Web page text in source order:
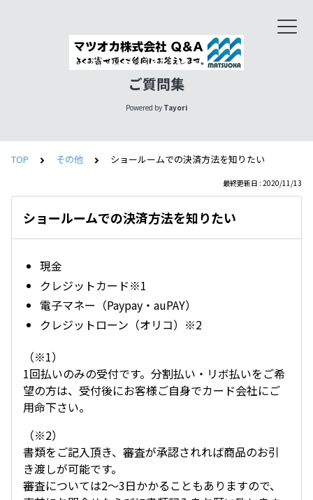
ご質問集
Powered by Tayori
TOP その他 ショールームでの決済方法を知りたい
最終更新日 : 2020/11/13
ショールームでの決済方法を知りたい
現金
クレジットカード※1
電子マネー（Paypay・auPAY）
クレジットローン（オリコ）※2
（※1）
1回払いのみの受付です。分割払い・リボ払いをご希
望の方は、受付後にお客様ご自身でカード会社にご
用命下さい。
（※2）
書類をご記入頂き、審査が承認されれば商品のお引
き渡しが可能です。
審査については2～3日かかることもありますので、